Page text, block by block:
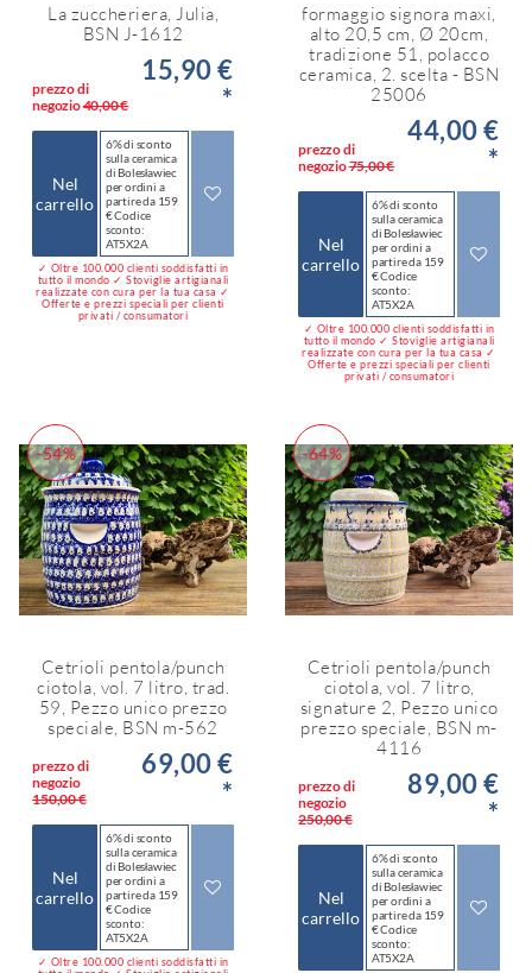
La zuccheriera, Julia,
BSN J-1612
prezzo di
negozio40,00 €
15,90 €
*
Nel
carrello
6% di sconto
sulla ceramica
di Bolesławiec
per ordini a
partire da 159
€ Codice
sconto:
AT5X2A
✓ Oltre 100.000 clienti soddisfatti in
tutto il mondo ✓ Stoviglie artigianali
realizzate con cura per la tua casa ✓
Offerte e prezzi speciali per clienti
privati / consumatori
formaggio signora maxi,
alto 20,5 cm, Ø 20cm,
tradizione 51, polacco
ceramica, 2. scelta - BSN
25006
prezzo di
negozio75,00 €
44,00 €
*
Nel
carrello
6% di sconto
sulla ceramica
di Bolesławiec
per ordini a
partire da 159
€ Codice
sconto:
AT5X2A
✓ Oltre 100.000 clienti soddisfatti in
tutto il mondo ✓ Stoviglie artigianali
realizzate con cura per la tua casa ✓
Offerte e prezzi speciali per clienti
privati / consumatori
-54%
Cetrioli pentola/punch
ciotola, vol. 7 litro, trad.
59, Pezzo unico prezzo
speciale, BSN m-562
prezzo di
negozio
150,00 €
69,00 €
*
Nel
carrello
6% di sconto
sulla ceramica
di Bolesławiec
per ordini a
partire da 159
€ Codice
sconto:
AT5X2A
✓ Oltre 100.000 clienti soddisfatti in
-64%
Cetrioli pentola/punch
ciotola, vol. 7 litro,
signature 2, Pezzo unico
prezzo speciale, BSN m-
4116
prezzo di
negozio
250,00 €
89,00 €
*
Nel
carrello
6% di sconto
sulla ceramica
di Bolesławiec
per ordini a
partire da 159
€ Codice
sconto:
AT5X2A